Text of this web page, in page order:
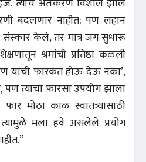
बदलणार नाहीत; पण लहान
केले, तर मात्र जग सुधारू
श्रमांची प्रतिष्ठा कळली
यांची फारकत होऊ देऊ नका’,
त्याचा फारसा उपयोग झाला
मोठा काळ स्वातंत्र्यासाठी
मला हवे असलेले प्रयोग